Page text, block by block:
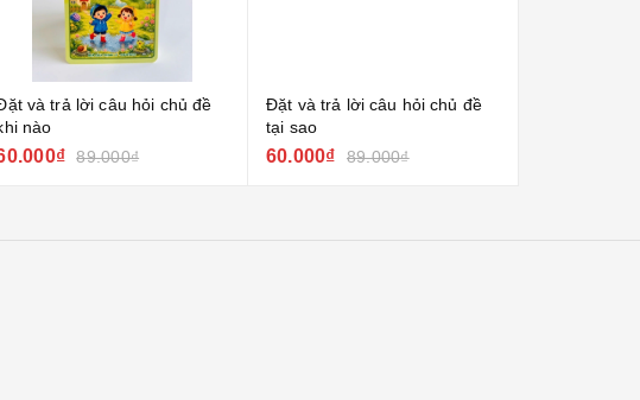
và trả lời câu hỏi chủ đề
nào
89.000₫
Đặt và trả lời câu hỏi chủ đề
tại sao
60.000₫ 89.000₫